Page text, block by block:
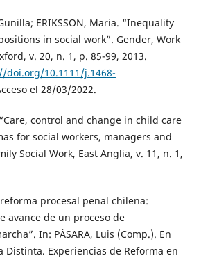
ERIKSSON, Maria. “Inequality
in social work”. Gender, Work
v. 20, n. 1, p. 85-99, 2013.
doi.org/10.1111/j.1468-
el 28/03/2022.
control and change in child care
for social workers, managers and
Social Work, East Anglia, v. 11, n. 1,
procesal penal chilena:
avance de un proceso de
In: PÁSARA, Luis (Comp.). En
Distinta. Experiencias de Reforma en